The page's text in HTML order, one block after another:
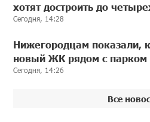
хотят достроить до
Сегодня, 14:28
Нижегородцам показали,
новый ЖК рядом с парком
Сегодня, 14:26
Все